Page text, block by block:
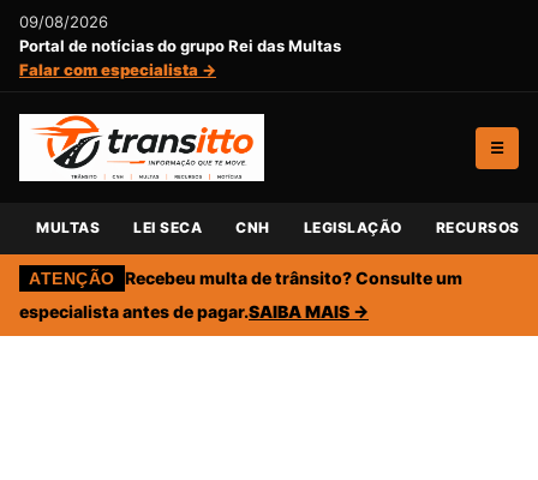
09/08/2026
Portal de notícias do grupo Rei das Multas
Falar com especialista →
☰
MULTAS LEI SECA CNH LEGISLAÇÃO RECURSOS
ATENÇÃO Recebeu multa de trânsito? Consulte um
especialista antes de pagar.SAIBA MAIS →